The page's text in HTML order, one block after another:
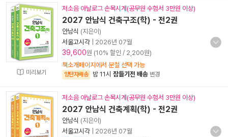
미리보기
저소음 아날로그 손목시계(공무원 수험서 3만원 이상)
2027 안남식 건축구조(학) - 전2권
안남식 (지은이)
서울고시각
2026년 07월
39,600원 (10% 할인 / 2,200원)
책소개페이지에서 분철 선택 가능
양탄자배송 밤 11시 잠들기전 배송 변경
저소음 아날로그 손목시계(공무원 수험서 3만원 이상)
2027 안남식 건축계획(학) - 전2권
안남식 (지은이)
서울고시각
2026년 07월